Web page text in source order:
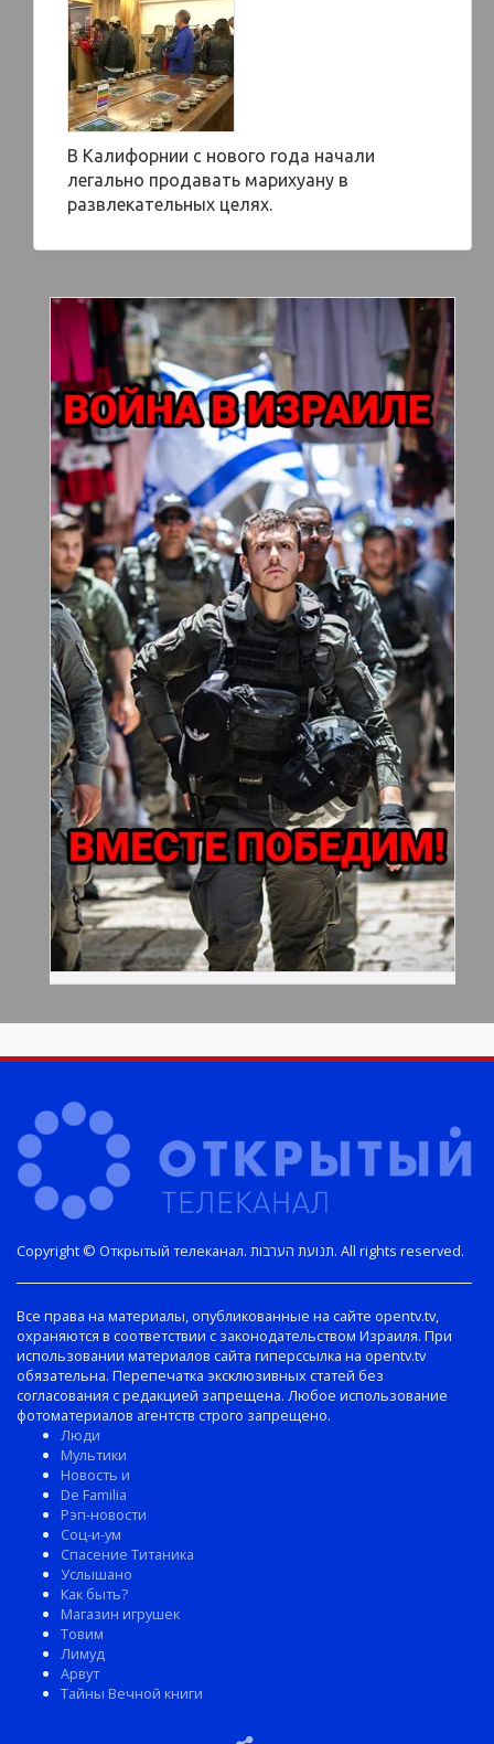
В Калифорнии с нового года начали
легально продавать марихуану в
развлекательных целях.
Copyright © Открытый телеканал. תנועת הערבות. All rights reserved.
Все права на материалы, опубликованные на сайте opentv.tv,
охраняются в соответствии с законодательством Израиля. При
использовании материалов сайта гиперссылка на opentv.tv
обязательна. Перепечатка эксклюзивных статей без
согласования с редакцией запрещена. Любое использование
фотоматериалов агентств строго запрещено.
Люди
Мультики
Новость и
De Familia
Рэп-новости
Соц-и-ум
Спасение Титаника
Услышано
Как быть?
Магазин игрушек
Товим
Лимуд
Арвут
Тайны Вечной книги